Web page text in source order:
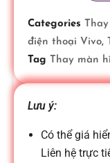
đ
i
ệ
Categories
điện thoại Vivo,
Tag Thay màn
Lưu ý:
Có thể giá
Liên hệ trực